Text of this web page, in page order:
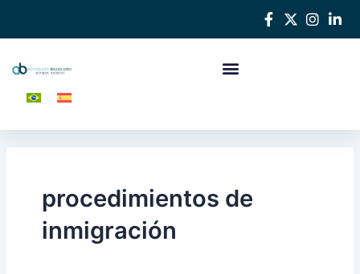
procedimientos de
inmigración